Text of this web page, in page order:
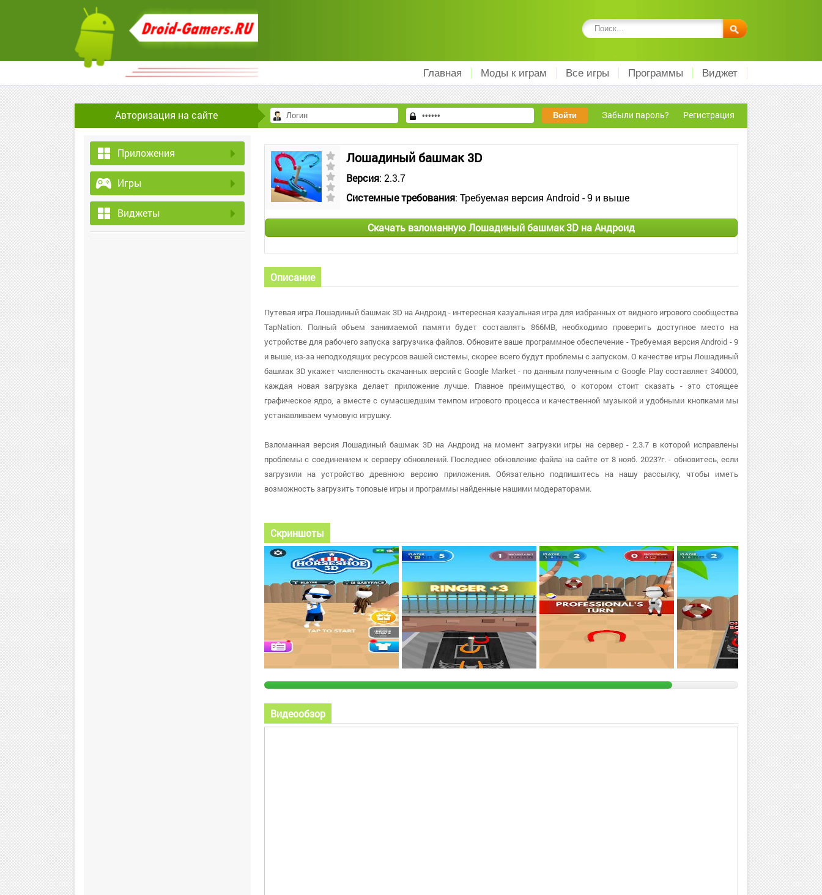
Главная Моды к играм Все игры Программы Виджет
Авторизация на сайте Забыли пароль? Регистрация
Приложения
Игры
Виджеты
Лошадиный башмак 3D
Версия: 2.3.7
Системные требования: Требуемая версия Android - 9 и выше
Скачать взломанную Лошадиный башмак 3D на Андроид
Описание
Путевая игра Лошадиный башмак 3D на Андроид - интересная казуальная игра для избранных от видного игрового сообщества
TapNation. Полный объем занимаемой памяти будет составлять 866MB, необходимо проверить доступное место на
устройстве для рабочего запуска загрузчика файлов. Обновите ваше программное обеспечение - Требуемая версия Android - 9
и выше, из-за неподходящих ресурсов вашей системы, скорее всего будут проблемы с запуском. О качестве игры Лошадиный
башмак 3D укажет численность скачанных версий с Google Market - по данным полученным с Google Play составляет 340000,
каждая новая загрузка делает приложение лучше. Главное преимущество, о котором стоит сказать - это стоящее
графическое ядро, а вместе с сумасшедшим темпом игрового процесса и качественной музыкой и удобными кнопками мы
устанавливаем чумовую игрушку.
Взломанная версия Лошадиный башмак 3D на Андроид на момент загрузки игры на сервер - 2.3.7 в которой исправлены
проблемы с соединением к серверу обновлений. Последнее обновление файла на сайте от 8 нояб. 2023?г. - обновитесь, если
загрузили на устройство древнюю версию приложения. Обязательно подпишитесь на нашу рассылку, чтобы иметь
возможность загрузить топовые игры и программы найденные нашими модераторами.
Скриншоты
Видеообзор